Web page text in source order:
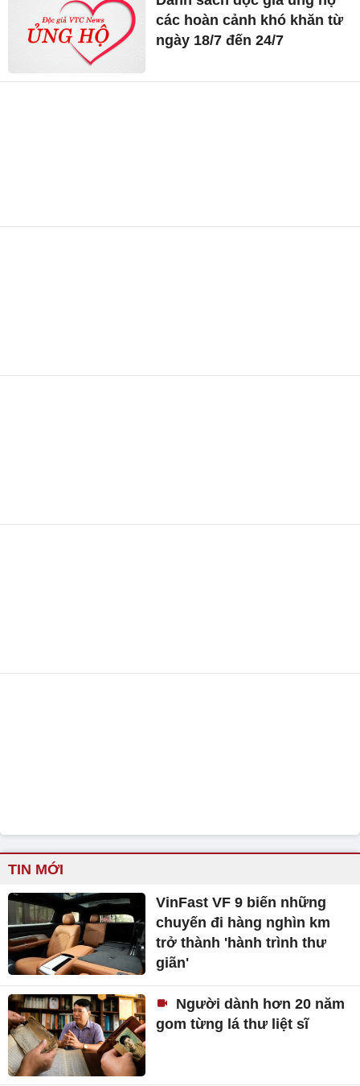
các hoàn cảnh khó khăn từ
ngày 18/7 đến 24/7
TIN MỚI
VinFast VF 9 biến những
chuyến đi hàng nghìn km
trở thành 'hành trình thư
giãn'
Người dành hơn 20 năm
gom từng lá thư liệt sĩ